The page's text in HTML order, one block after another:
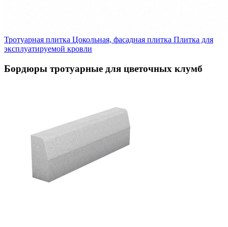
Тротуарная плитка Цокольная, фасадная плитка Плитка для
эксплуатируемой кровли
Бордюры тротуарные для цветочных клумб